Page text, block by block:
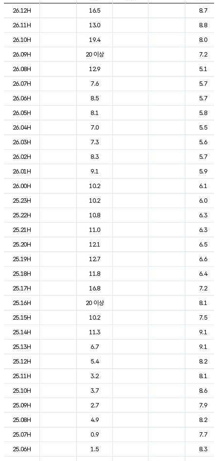
도시별 기상실황표로 지점, 날씨, 기온, 강수, 바람, 기압등을 안내한 표입
26.12H
16.5
8.7
26.11H
13.0
8.8
26.10H
19.4
8.0
26.09H
20 이상
7.2
26.08H
12.9
5.1
26.07H
7.6
5.7
26.06H
8.5
5.7
26.05H
8.1
5.8
26.04H
7.0
5.5
26.03H
7.3
5.6
26.02H
8.3
5.7
26.01H
9.1
5.9
26.00H
10.2
6.1
25.23H
10.2
6.0
25.22H
10.8
6.3
25.21H
11.0
6.3
25.20H
12.1
6.5
25.19H
12.7
6.6
25.18H
11.8
6.4
25.17H
16.8
7.2
25.16H
20 이상
8.1
25.15H
10.2
7.5
25.14H
11.3
9.1
25.13H
6.7
9.1
25.12H
5.4
8.2
25.11H
3.2
8.1
25.10H
3.7
8.6
25.09H
2.7
7.9
25.08H
4.9
8.2
25.07H
0.9
7.7
25.06H
1.5
8.3